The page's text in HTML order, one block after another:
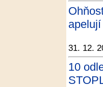
31. 12.
10